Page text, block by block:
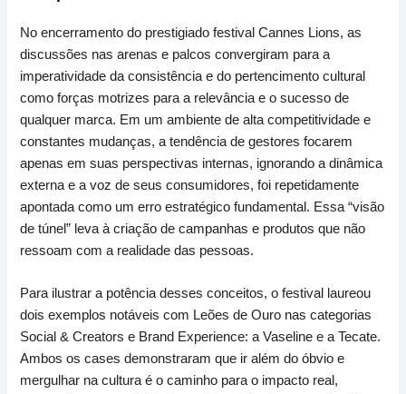
No encerramento do prestigiado festival Cannes Lions, as
discussões nas arenas e palcos convergiram para a
imperatividade da consistência e do pertencimento cultural
como forças motrizes para a relevância e o sucesso de
qualquer marca. Em um ambiente de alta competitividade e
constantes mudanças, a tendência de gestores focarem
apenas em suas perspectivas internas, ignorando a dinâmica
externa e a voz de seus consumidores, foi repetidamente
apontada como um erro estratégico fundamental. Essa “visão
de túnel” leva à criação de campanhas e produtos que não
ressoam com a realidade das pessoas.
Para ilustrar a potência desses conceitos, o festival laureou
dois exemplos notáveis com Leões de Ouro nas categorias
Social & Creators e Brand Experience: a Vaseline e a Tecate.
Ambos os cases demonstraram que ir além do óbvio e
mergulhar na cultura é o caminho para o impacto real,